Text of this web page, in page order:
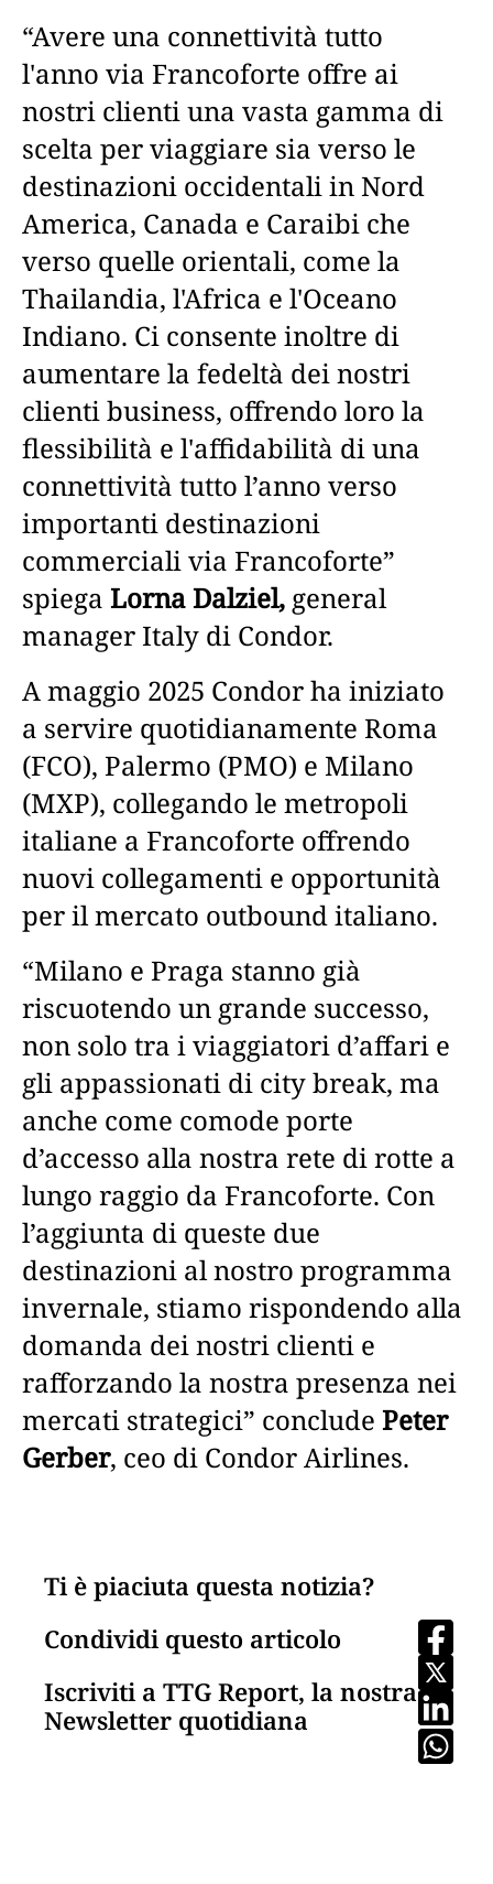
“Avere una connettività tutto
l'anno via Francoforte offre ai
nostri clienti una vasta gamma di
scelta per viaggiare sia verso le
destinazioni occidentali in Nord
America, Canada e Caraibi che
verso quelle orientali, come la
Thailandia, l'Africa e l'Oceano
Indiano. Ci consente inoltre di
aumentare la fedeltà dei nostri
clienti business, offrendo loro la
flessibilità e l'affidabilità di una
connettività tutto l’anno verso
importanti destinazioni
commerciali via Francoforte”
spiega Lorna Dalziel, general
manager Italy di Condor.
A maggio 2025 Condor ha iniziato
a servire quotidianamente Roma
(FCO), Palermo (PMO) e Milano
(MXP), collegando le metropoli
italiane a Francoforte offrendo
nuovi collegamenti e opportunità
per il mercato outbound italiano.
“Milano e Praga stanno già
riscuotendo un grande successo,
non solo tra i viaggiatori d’affari e
gli appassionati di city break, ma
anche come comode porte
d’accesso alla nostra rete di rotte a
lungo raggio da Francoforte. Con
l’aggiunta di queste due
destinazioni al nostro programma
invernale, stiamo rispondendo alla
domanda dei nostri clienti e
rafforzando la nostra presenza nei
mercati strategici” conclude Peter
Gerber, ceo di Condor Airlines.
Ti è piaciuta questa notizia?
Condividi questo articolo
Iscriviti a TTG Report, la nostra
Newsletter quotidiana